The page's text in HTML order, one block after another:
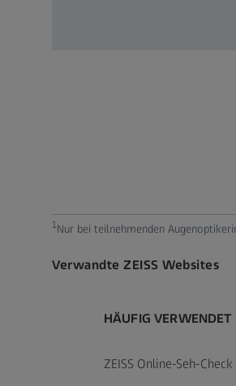
1Nur bei teilnehmenden
Verwandte ZEISS Websites
HÄUFIG VERWENDET
ZEISS Online-Seh-Check